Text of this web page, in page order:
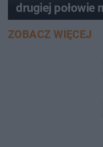
drugiej połowie
ZOBACZ WIĘCEJ